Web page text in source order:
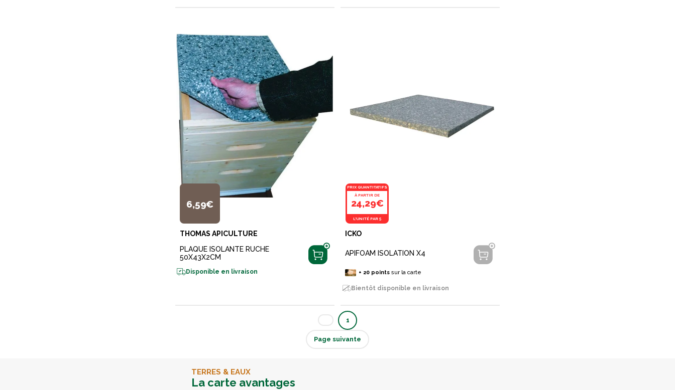
6,59€
THOMAS APICULTURE
PLAQUE ISOLANTE RUCHE
50X43X2CM
Disponible en livraison
PRIX QUANTITATIFS
À PARTIR DE
24,29€
L'UNITÉ PAR 5
ICKO
APIFOAM ISOLATION X4
+ 20pointssur la carte
Bientôt disponible en livraison
1
Page suivante
TERRES & EAUX
La carte avantages